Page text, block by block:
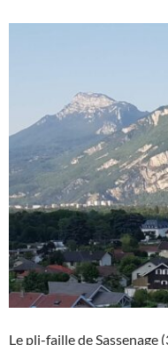
Le pli-faille de Sassenage